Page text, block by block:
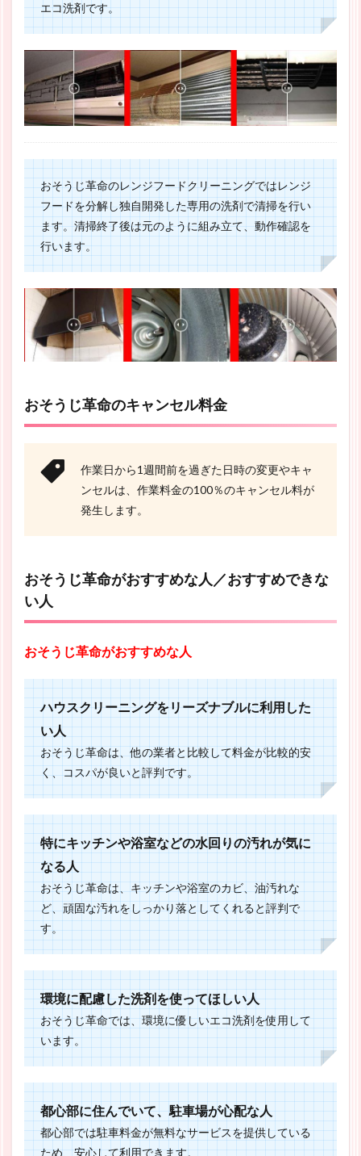
エコ洗剤です。
おそうじ革命のレンジフードクリーニングではレンジ
フードを分解し独自開発した専用の洗剤で清掃を行い
ます。清掃終了後は元のように組み立て、動作確認を
行います。
おそうじ革命のキャンセル料金
作業日から1週間前を過ぎた日時の変更やキャ
ンセルは、作業料金の100％のキャンセル料が
発生します。
おそうじ革命がおすすめな人／おすすめできな
い人
おそうじ革命がおすすめな人
ハウスクリーニングをリーズナブルに利用した
い人
おそうじ革命は、他の業者と比較して料金が比較的安
く、コスパが良いと評判です。
特にキッチンや浴室などの水回りの汚れが気に
なる人
おそうじ革命は、キッチンや浴室のカビ、油汚れな
ど、頑固な汚れをしっかり落としてくれると評判で
す。
環境に配慮した洗剤を使ってほしい人
おそうじ革命では、環境に優しいエコ洗剤を使用して
います。
都心部に住んでいて、駐車場が心配な人
都心部では駐車料金が無料なサービスを提供している
ため、安心して利用できます。